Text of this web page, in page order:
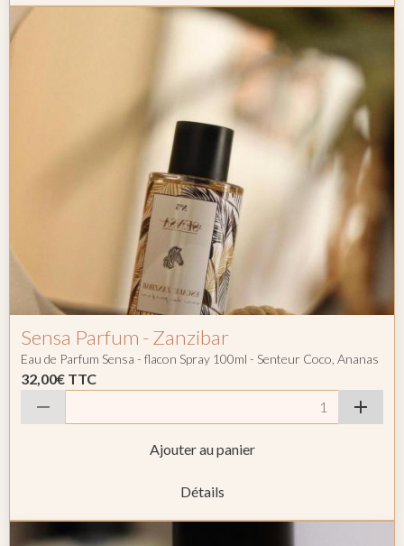
Sensa Parfum - Zanzibar
Eau de Parfum Sensa - flacon Spray 100ml - Senteur Coco, Ananas
32,00€ TTC
Ajouter au panier
Détails